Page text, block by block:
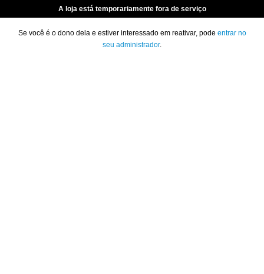
A loja está temporariamente fora de serviço
Se você é o dono dela e estiver interessado em reativar, pode entrar no
seu administrador.